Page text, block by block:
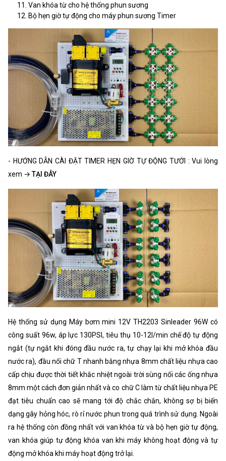
Van khóa từ cho hệ thống phun sương
Bộ hẹn giờ tự động cho máy phun sương Timer
- HƯỚNG DẪN CÀI ĐẶT TIMER HẸN GIỜ TỰ ĐỘNG TƯỚI : Vui lòng
xem →TẠI ĐÂY
Hệ thống sử dụng Máy bơm mini 12V TH2203 Sinleader 96W có
công suất 96w, áp lực 130PSI, tiêu thụ 10-12l/min chế độ tự động
ngắt (tự ngắt khi đóng đầu nước ra, tự chạy lại khi mở khóa đầu
nước ra), đầu nối chữ T nhanh bằng nhựa 8mm chất liệu nhựa cao
cấp chịu được thời tiết khắc nhiệt ngoài trời sùng nối các ống nhựa
8mm một cách đơn giản nhất và co chữ C làm từ chất liệu nhựa PE
đạt tiêu chuẩn cao sẽ mang tới độ chắc chắn, không sợ bị biến
dạng gây hỏng hóc, rò rỉ nước phun trong quá trình sử dụng. Ngoài
ra hệ thống còn đồng nhất với van khóa từ và bộ hẹn giờ tự động,
van khóa giúp tự động khóa van khi máy không hoạt động và tự
động mở khóa khi máy hoạt động trở lại.